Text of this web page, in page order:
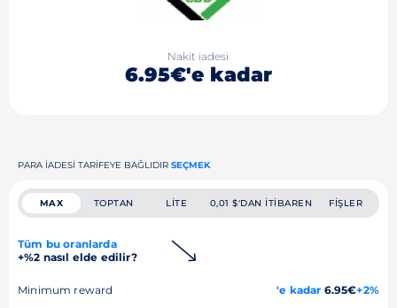
Nakit iadesi
6.95€'e kadar
PARA IADESI TARIFEYE BAĞLIDIR SEÇMEK
MAX TOPTAN LITE 0,01 $'DAN ITIBAREN FIŞLER
Tüm bu oranlarda
+%2 nasıl elde edilir?
Minimum reward 'e kadar 6.95€+2%